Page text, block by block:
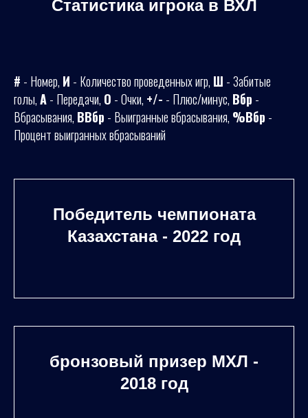
Статистика игрока в ВХЛ
# - Номер, И - Количество проведенных игр, Ш - Забитые
голы,А- Передачи, О - Очки, +/- - Плюс/минус, Вбр -
Вбрасывания, ВВбр - Выигранные вбрасывания, %Вбр -
Процент выигранных вбрасываний
Победитель чемпионата
Казахстана - 2022 год
бронзовый призер МХЛ -
2018 год